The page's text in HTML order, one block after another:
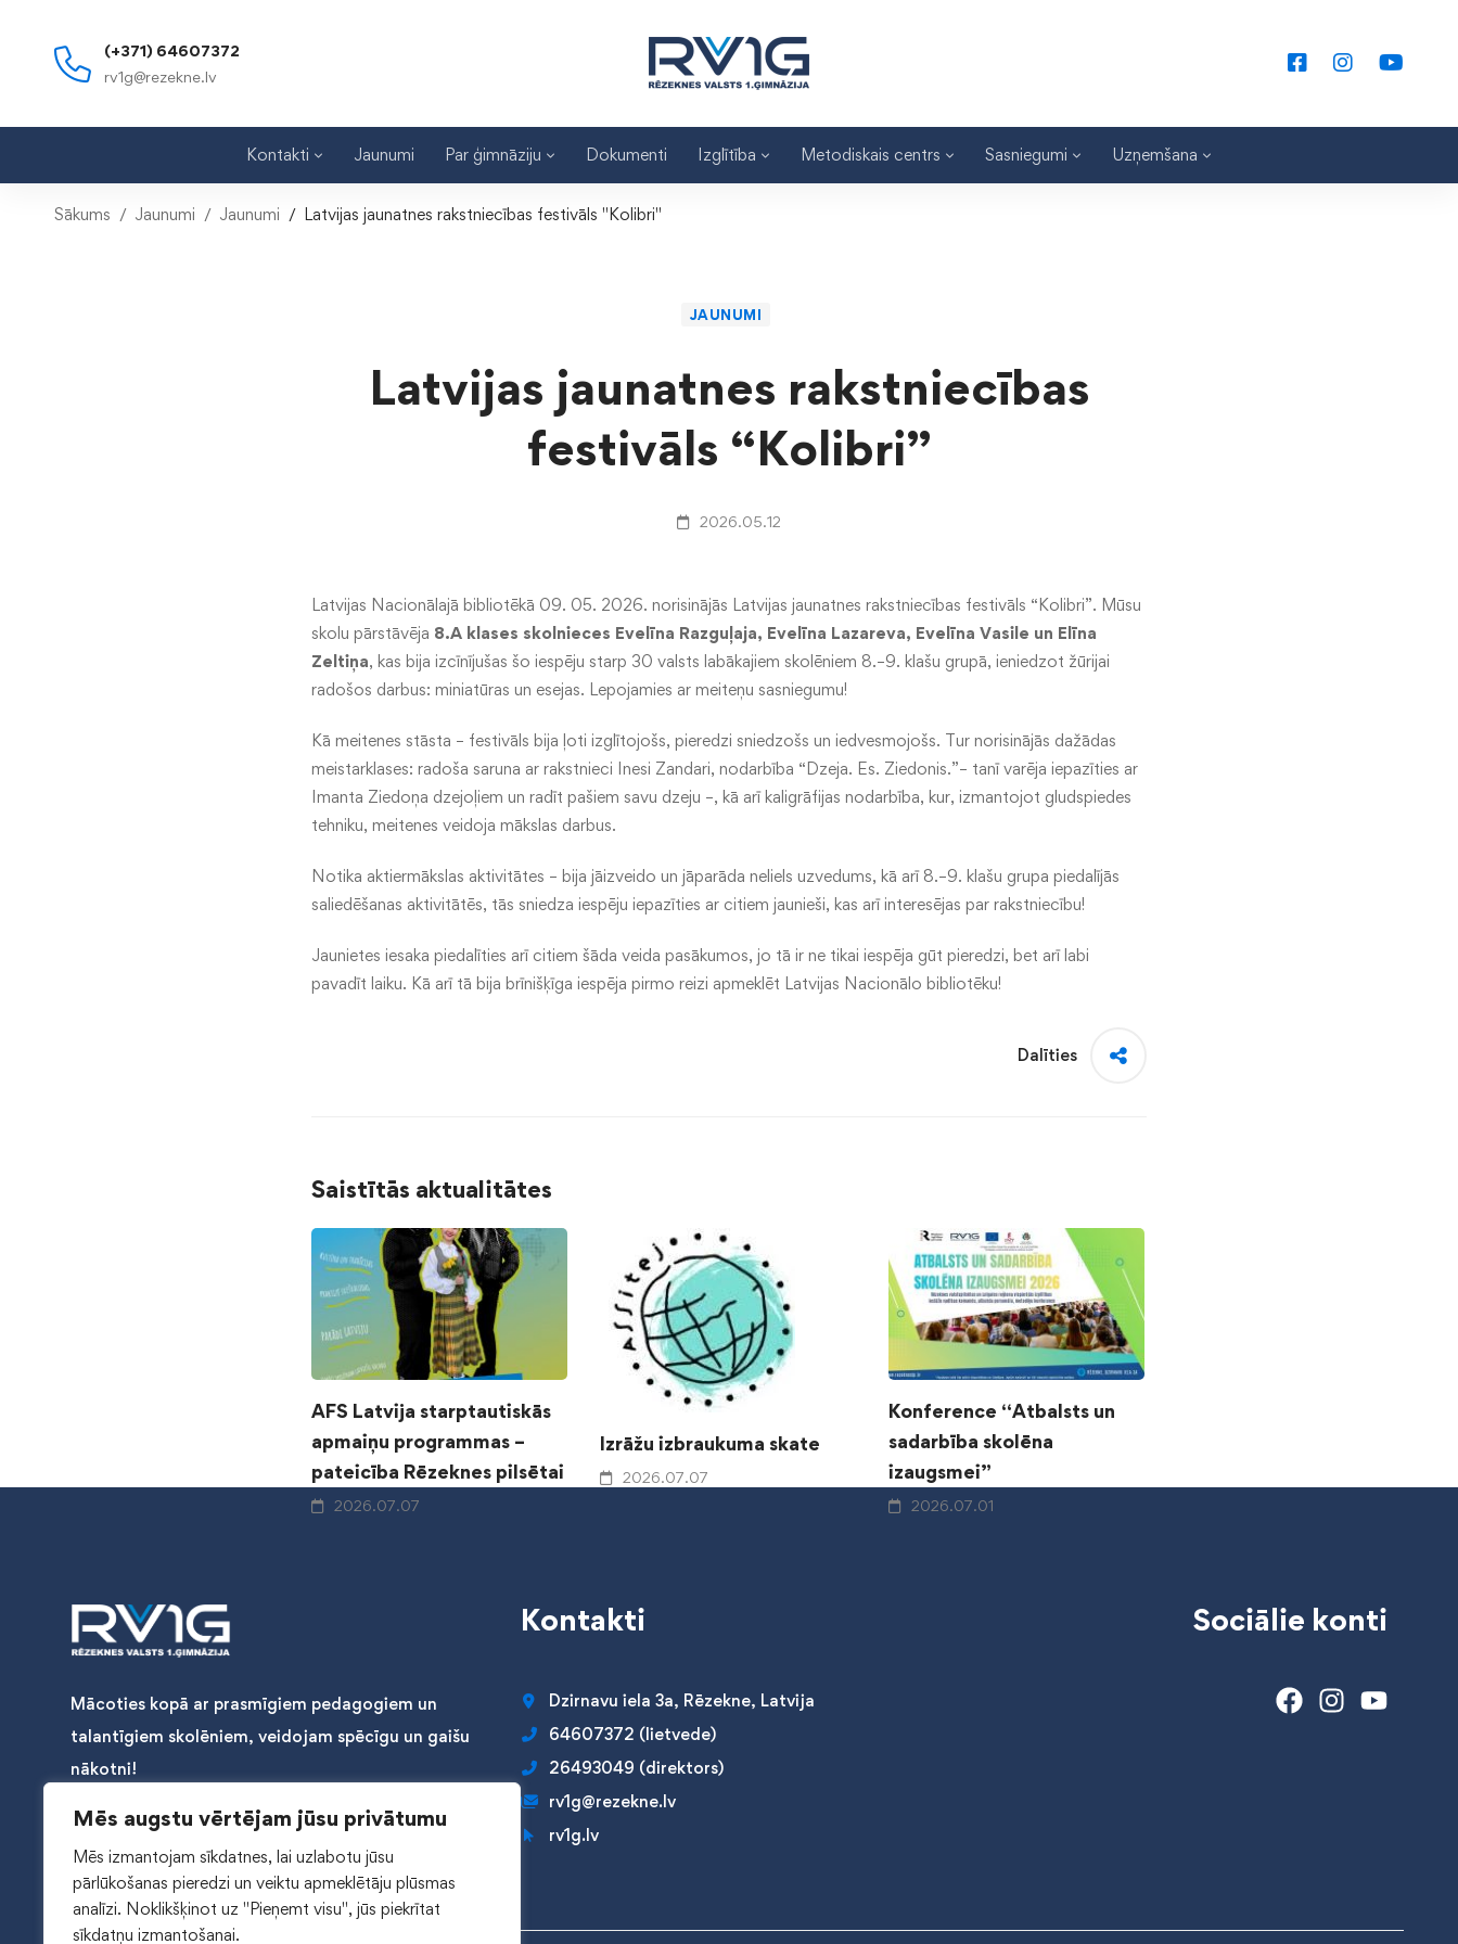
Mēs augstu vērtējam jūsu privātumu
Mēs izmantojam sīkdatnes, lai uzlabotu jūsu
pārlūkošanas pieredzi un veiktu apmeklētāju plūsmas
analīzi. Noklikšķinot uz "Pieņemt visu", jūs piekrītat
sīkdatņu izmantošanai.
(+371) 64607372
rv1g@rezekne.lv
Kontakti Jaunumi Par ģimnāziju Dokumenti Izglītība Metodiskais centrs Sasniegumi Uzņemšana
Sākums Jaunumi Jaunumi Latvijas jaunatnes rakstniecības festivāls "Kolibri"
JAUNUMI
Latvijas jaunatnes rakstniecības
festivāls “Kolibri”
2026.05.12
Latvijas Nacionālajā bibliotēkā 09. 05. 2026. norisinājās Latvijas jaunatnes rakstniecības festivāls “Kolibri”. Mūsu
skolu pārstāvēja 8.A klases skolnieces Evelīna Razguļaja, Evelīna Lazareva, Evelīna Vasile un Elīna
Zeltiņa, kas bija izcīnījušas šo iespēju starp 30 valsts labākajiem skolēniem 8.–9. klašu grupā, ieniedzot žūrijai
radošos darbus: miniatūras un esejas. Lepojamies ar meiteņu sasniegumu!
Kā meitenes stāsta – festivāls bija ļoti izglītojošs, pieredzi sniedzošs un iedvesmojošs. Tur norisinājās dažādas
meistarklases: radoša saruna ar rakstnieci Inesi Zandari, nodarbība “Dzeja. Es. Ziedonis.”– tanī varēja iepazīties ar
Imanta Ziedoņa dzejoļiem un radīt pašiem savu dzeju –, kā arī kaligrāfijas nodarbība, kur, izmantojot gludspiedes
tehniku, meitenes veidoja mākslas darbus.
Notika aktiermākslas aktivitātes – bija jāizveido un jāparāda neliels uzvedums, kā arī 8.–9. klašu grupa piedalījās
saliedēšanas aktivitātēs, tās sniedza iespēju iepazīties ar citiem jaunieši, kas arī interesējas par rakstniecību!
Jaunietes iesaka piedalīties arī citiem šāda veida pasākumos, jo tā ir ne tikai iespēja gūt pieredzi, bet arī labi
pavadīt laiku. Kā arī tā bija brīnišķīga iespēja pirmo reizi apmeklēt Latvijas Nacionālo bibliotēku!
Dalīties
Saistītās aktualitātes
AFS Latvija starptautiskās
apmaiņu programmas –
pateicība Rēzeknes pilsētai
2026.07.07
Izrāžu izbraukuma skate
2026.07.07
Konference “Atbalsts un
sadarbība skolēna
izaugsmei”
2026.07.01
Mācoties kopā ar prasmīgiem pedagogiem un
talantīgiem skolēniem, veidojam spēcīgu un gaišu
nākotni!
Kontakti
Dzirnavu iela 3a, Rēzekne, Latvija
64607372 (lietvede)
26493049 (direktors)
rv1g@rezekne.lv
rv1g.lv
Sociālie konti